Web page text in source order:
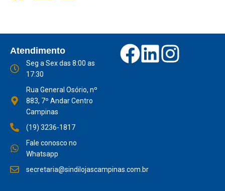
Atendimento
Seg a Sex das 8:00 as
17:30
Rua General Osório, nº
883, 7º Andar Centro
Campinas
(19) 3236-1817
Fale conosco no
Whatsapp
secretaria@sindilojascampinas.com.br